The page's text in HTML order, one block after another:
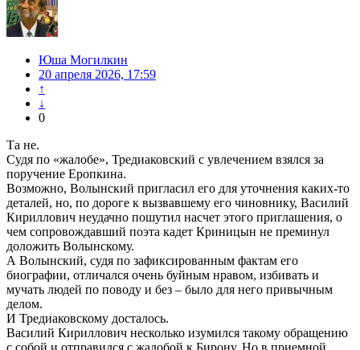
Юша Могилкин
20 апреля 2026, 17:59
↑
↓
0
Та не.
Судя по «жалобе», Тредиаковский с увлечением взялся за
поручение Еропкина.
Возможно, Волынский пригласил его для уточнения каких-то
деталей, но, по дороге к вызвавшему его чиновнику, Василий
Кириллович неудачно пошутил насчет этого приглашения, о
чем сопровождавший поэта кадет Криницын не преминул
доложить Волынскому.
А Волынский, судя по зафиксированным фактам его
биографии, отличался очень буйным нравом, избивать и
мучать людей по поводу и без – было для него привычным
делом.
И Тредиаковскому досталось.
Василий Кириллович несколько изумился такому обращению